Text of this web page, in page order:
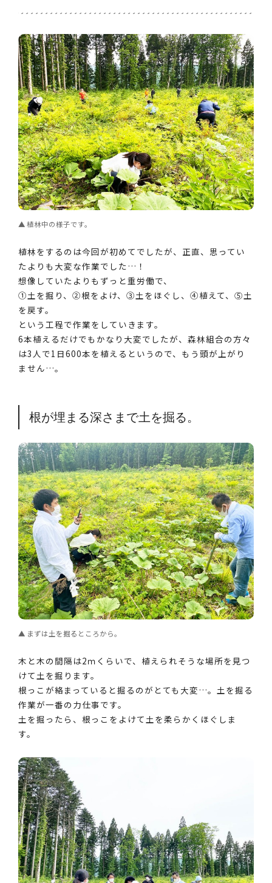
植林中の様子です。
植林をするのは今回が初めてでしたが、正直、思ってい
たよりも大変な作業でした…！
想像していたよりもずっと重労働で、
①土を掘り、②根をよけ、③土をほぐし、④植えて、⑤土
を戻す。
という工程で作業をしていきます。
6本植えるだけでもかなり大変でしたが、森林組合の方々
は3人で1日600本を植えるというので、もう頭が上がり
ません…。
根が埋まる深さまで土を掘る。
まずは土を掘るところから。
木と木の間隔は2ｍくらいで、植えられそうな場所を見つ
けて土を掘ります。
根っこが絡まっていると掘るのがとても大変…。土を掘る
作業が一番の力仕事です。
土を掘ったら、根っこをよけて土を柔らかくほぐしま
す。